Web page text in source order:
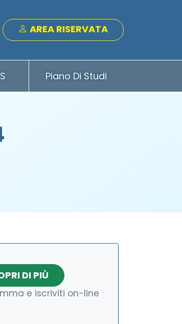
AREA RISERVATA
Piano Di Studi
DI PIÙ
e iscriviti on-line